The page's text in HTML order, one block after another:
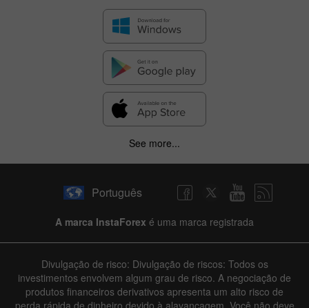
See more...
Português
A marca InstaForex é uma marca registrada
Divulgação de risco: Divulgação de riscos: Todos os
investimentos envolvem algum grau de risco. A negociação de
produtos financeiros derivativos apresenta um alto risco de
perda rápida de dinheiro devido à alavancagem. Você não deve